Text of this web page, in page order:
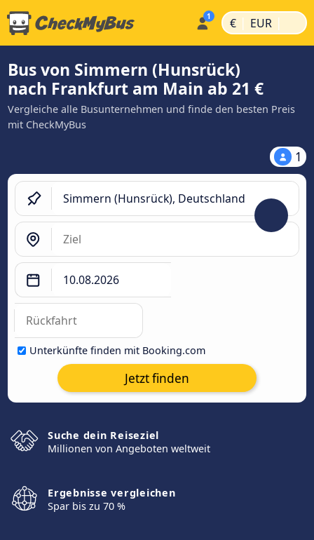
€ | EUR |
Bus von Simmern (Hunsrück)
nach Frankfurt am Main ab 21 €
Vergleiche alle Busunternehmen und finde den besten Preis
mit CheckMyBus
1
Unterkünfte finden mit Booking.com
Jetzt finden
Suche dein Reiseziel
Millionen von Angeboten weltweit
Ergebnisse vergleichen
Spar bis zu 70 %